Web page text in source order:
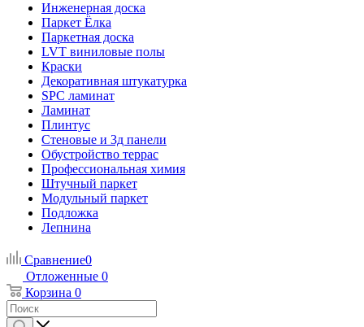
Инженерная доска
Паркет Ёлка
Паркетная доска
LVT виниловые полы
Краски
Декоративная штукатурка
SPC ламинат
Ламинат
Плинтус
Стеновые и 3д панели
Обустройство террас
Профессиональная химия
Штучный паркет
Модульный паркет
Подложка
Лепнина
Сравнение0
Отложенные 0
Корзина 0